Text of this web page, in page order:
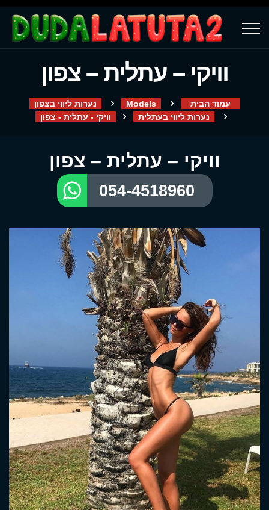
וויקי – עתלית – צפון
עמוד הבית Models
נערות ליווי בצפון
נערות ליווי בעתלית
וויקי - עתלית - צפון
וויקי – עתלית – צפון
054-4518960